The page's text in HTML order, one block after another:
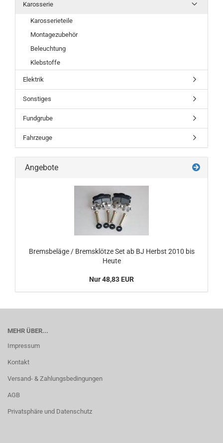
Karosserie
Karosserieteile
Montagezubehör
Beleuchtung
Klebstoffe
Elektrik
Sonstiges
Fundgrube
Fahrzeuge
Angebote
Bremsbeläge / Bremsklötze Set ab BJ Herbst 2010 bis
Heute
Nur 48,83 EUR
MEHR ÜBER...
Impressum
Kontakt
Versand- & Zahlungsbedingungen
AGB
Privatsphäre und Datenschutz